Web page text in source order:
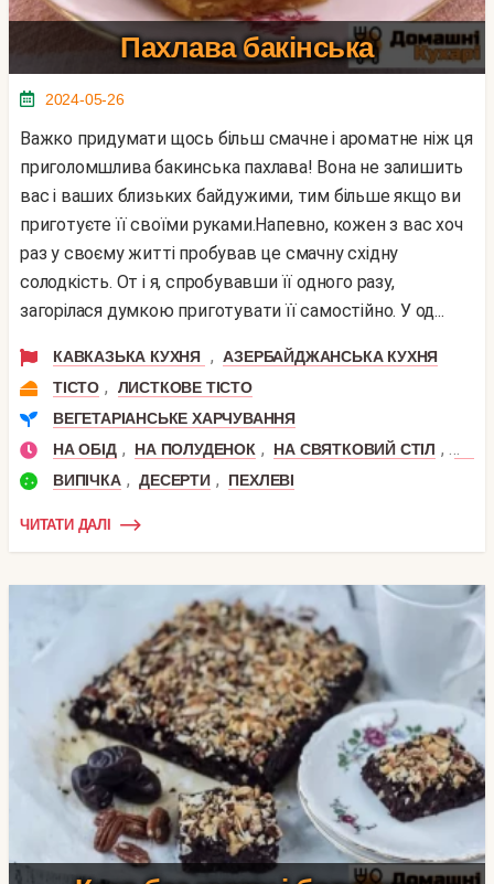
Пахлава бакінська
2024-05-26
Важко придумати щось більш смачне і ароматне ніж ця
приголомшлива бакинська пахлава! Вона не залишить
вас і ваших близьких байдужими, тим більше якщо ви
приготуєте її своїми руками.Напевно, кожен з вас хоч
раз у своєму житті пробував це смачну східну
солодкість. От і я, спробувавши її одного разу,
загорілася думкою приготувати її самостійно. У од...
КАВКАЗЬКА КУХНЯ , АЗЕРБАЙДЖАНСЬКА КУХНЯ
ТІСТО ,
ЛИСТКОВЕ ТІСТО
ВЕГЕТАРІАНСЬКЕ ХАРЧУВАННЯ
НА ОБІД , НА ПОЛУДЕНОК , НА СВЯТКОВИЙ СТІЛ ,
ВИПІЧКА , ДЕСЕРТИ , ПЕХЛЕВІ
ЧИТАТИ ДАЛІ